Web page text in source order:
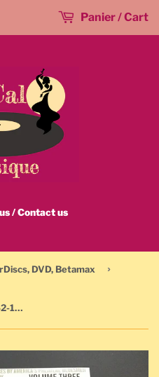
/ Contact us
Panier / Cart
DVD, Betamax ›
American Folk Blues Festival 1962-1969 / Volume Three - DVD